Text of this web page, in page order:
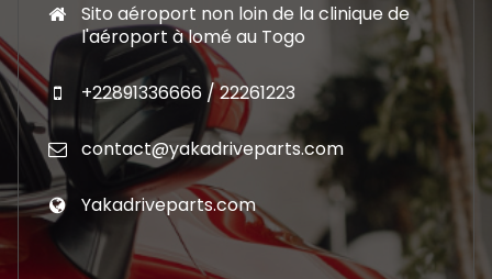
Sito aéroport non loin de la clinique de
l'aéroport à lomé au Togo
+22891336666 / 22261223
contact@yakadriveparts.com
Yakadriveparts.com